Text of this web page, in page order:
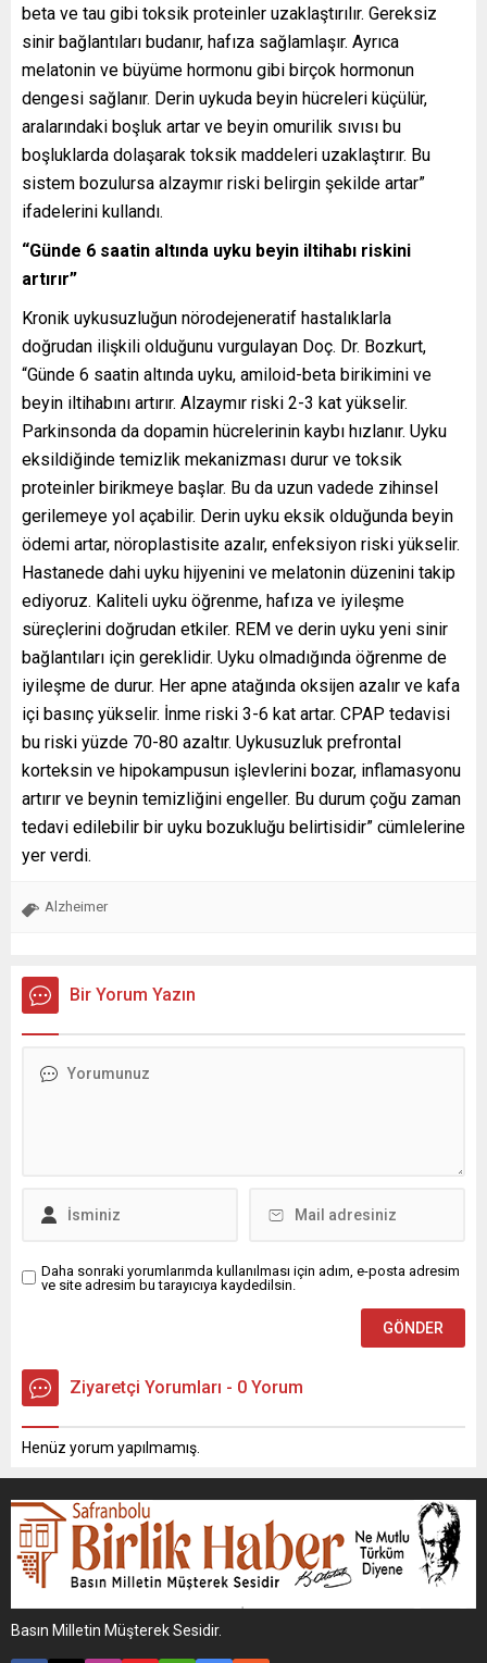
beta ve tau gibi toksik proteinler uzaklaştırılır. Gereksiz
sinir bağlantıları budanır, hafıza sağlamlaşır. Ayrıca
melatonin ve büyüme hormonu gibi birçok hormonun
dengesi sağlanır. Derin uykuda beyin hücreleri küçülür,
aralarındaki boşluk artar ve beyin omurilik sıvısı bu
boşluklarda dolaşarak toksik maddeleri uzaklaştırır. Bu
sistem bozulursa alzaymır riski belirgin şekilde artar”
ifadelerini kullandı.
“Günde 6 saatin altında uyku beyin iltihabı riskini
artırır”
Kronik uykusuzluğun nörodejeneratif hastalıklarla
doğrudan ilişkili olduğunu vurgulayan Doç. Dr. Bozkurt,
“Günde 6 saatin altında uyku, amiloid-beta birikimini ve
beyin iltihabını artırır. Alzaymır riski 2-3 kat yükselir.
Parkinsonda da dopamin hücrelerinin kaybı hızlanır. Uyku
eksildiğinde temizlik mekanizması durur ve toksik
proteinler birikmeye başlar. Bu da uzun vadede zihinsel
gerilemeye yol açabilir. Derin uyku eksik olduğunda beyin
ödemi artar, nöroplastisite azalır, enfeksiyon riski yükselir.
Hastanede dahi uyku hijyenini ve melatonin düzenini takip
ediyoruz. Kaliteli uyku öğrenme, hafıza ve iyileşme
süreçlerini doğrudan etkiler. REM ve derin uyku yeni sinir
bağlantıları için gereklidir. Uyku olmadığında öğrenme de
iyileşme de durur. Her apne atağında oksijen azalır ve kafa
içi basınç yükselir. İnme riski 3-6 kat artar. CPAP tedavisi
bu riski yüzde 70-80 azaltır. Uykusuzluk prefrontal
korteksin ve hipokampusun işlevlerini bozar, inflamasyonu
artırır ve beynin temizliğini engeller. Bu durum çoğu zaman
tedavi edilebilir bir uyku bozukluğu belirtisidir” cümlelerine
yer verdi.
Alzheimer
Bir Yorum Yazın
Daha sonraki yorumlarımda kullanılması için adım, e-posta adresim
ve site adresim bu tarayıcıya kaydedilsin.
Ziyaretçi Yorumları - 0 Yorum
Henüz yorum yapılmamış.
Basın Milletin Müşterek Sesidir.